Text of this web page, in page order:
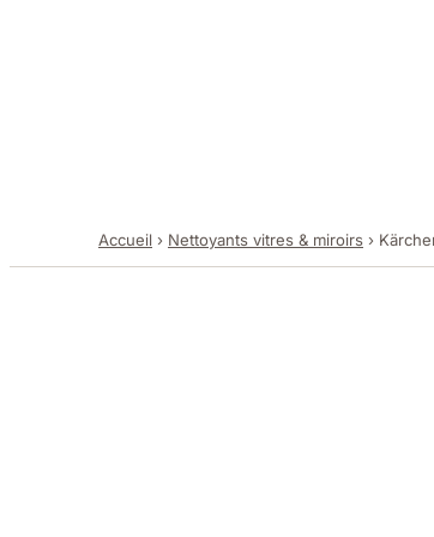
Accueil › Nettoyants vitres & miroirs ›